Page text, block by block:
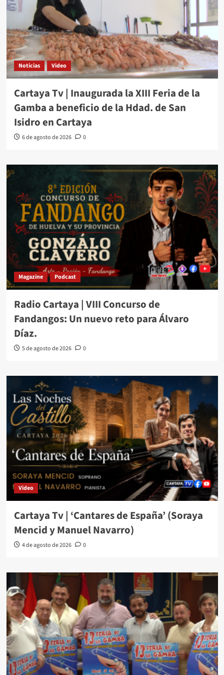
Noticias Video
Cartaya Tv | Inaugurada la XIII Feria de la
Gamba a beneficio de la Hdad. de San
Isidro en Cartaya
6 de agosto de 2026 0
Magazine Podcast
Radio Cartaya | VIII Concurso de
Fandangos: Un nuevo reto para Álvaro
Díaz.
5 de agosto de 2026 0
Video
Cartaya Tv | ‘Cantares de España’ (Soraya
Mencid y Manuel Navarro)
4 de agosto de 2026 0